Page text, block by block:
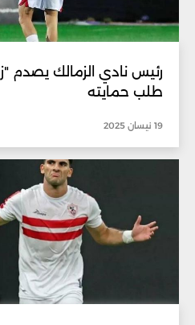
رئيس نادي الزمالك يصدم
طلب حمايته
19 نيسان 2025